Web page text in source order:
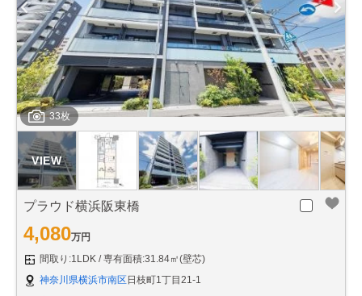
33枚
プラウド横浜阪東橋
4,080万円
間取り:1LDK
専有面積:31.84㎡(壁芯)
神奈川県横浜市南区 日枝町1丁目21-1